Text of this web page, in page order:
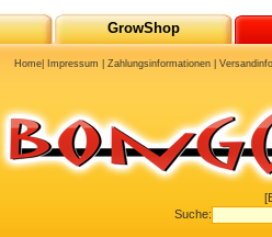
GrowShop
Suche:
Home Impressum |Zahlungsinformationen |